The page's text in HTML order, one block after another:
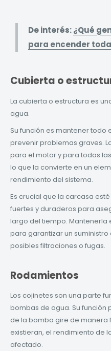
De interés:¿Qué
para encender
Cubierta o
La cubierta o estructura es
agua.
Su función es mantener todo
prevenir problemas graves.
para el motor y para todas
lo que la convierte en un
rendimiento del sistema.
Es crucial que la carcasa
fuertes y duraderos para
largo del tiempo. Mantenerla
para garantizar un
posibles filtraciones o fugas.
Rodamientos
Los cojinetes son una parte
bombas de agua. Su función
de la bomba gire de manera
existieran, el rendimiento de
afectado.